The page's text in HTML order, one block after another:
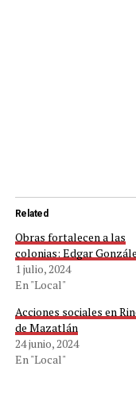
Related
Obras fortalecen a las
colonias: Edgar
1 julio, 2024
En "Local"
Acciones sociales en
de Mazatlán
24 junio, 2024
En "Local"